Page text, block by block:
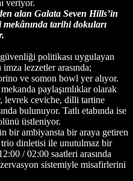
veriyor.
alan Galata Seven Hills’in
tarihi dokuları
politikası uygulayan
lezzetler arasında;
ve somon bowl yer alıyor.
paylaşımlıklar olarak
levrek ceviche, dilli tartine
bulunuyor. Tatlı etabında ise
üstleniyor.
bir ambiyansta bir araya getiren
dinletisi ile unutulmaz bir
/ 02:00 saatleri arasında
sistemiyle misafirlerini